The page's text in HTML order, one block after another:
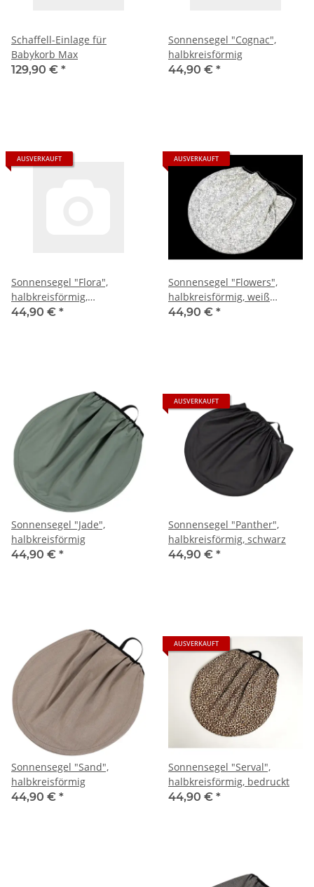
Schaffell-Einlage für
Babykorb Max
129,90 € *
Sonnensegel "Cognac",
halbkreisförmig
44,90 € *
AUSVERKAUFT
Sonnensegel "Flora",
halbkreisförmig,
Blumenmuster
44,90 € *
AUSVERKAUFT
Sonnensegel "Flowers",
halbkreisförmig, weiß
bedruckt
44,90 € *
Sonnensegel "Jade",
halbkreisförmig
44,90 € *
AUSVERKAUFT
Sonnensegel "Panther",
halbkreisförmig, schwarz
44,90 € *
Sonnensegel "Sand",
halbkreisförmig
44,90 € *
AUSVERKAUFT
Sonnensegel "Serval",
halbkreisförmig, bedruckt
44,90 € *